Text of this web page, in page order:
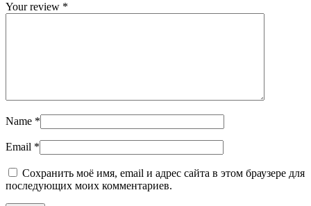
Your review *
Name *
Email *
Сохранить моё имя, email и адрес сайта в этом браузере для
последующих моих комментариев.